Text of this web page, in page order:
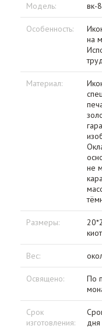
Модель: вк-
Особенность:
на
Материал:
не
Размеры:
киот
Вес:
Освящено:
По
Срок
изготовления:
дня